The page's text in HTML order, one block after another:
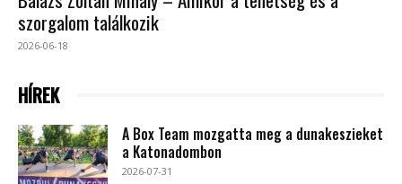
szorgalom találkozik
2026-06-18
HÍREK
A Box Team mozgatta meg a dunakeszieket
a Katonadombon
2026-07-31